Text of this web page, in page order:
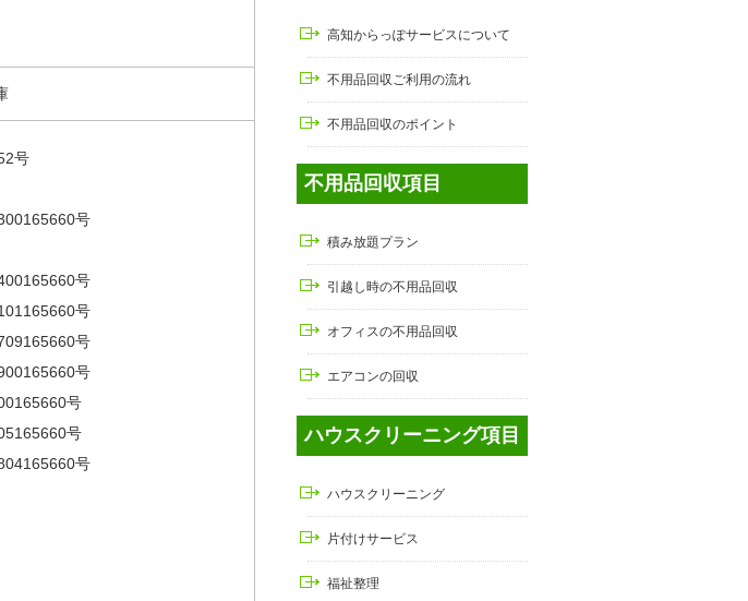
号
号
号
号
号
号
号
号
号
高知からっぽサービスについて
不用品回収ご利用の流れ
不用品回収のポイント
不用品回収項目
積み放題プラン
引越し時の不用品回収
オフィスの不用品回収
エアコンの回収
ハウスクリーニング項目
ハウスクリーニング
片付けサービス
福祉整理